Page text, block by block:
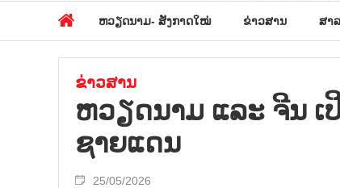
ຫວຽດນາມ- ສັງກາດໃໝ່ ຂ່າວສານ ສາ
ຂ່າວສານ
ຫວຽດນາມ ແລະ ຈີນ ເ
ຊາຍແດນ
25/05/2026